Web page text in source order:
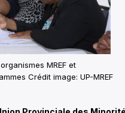
MREF et
Crédit image: UP-MREF